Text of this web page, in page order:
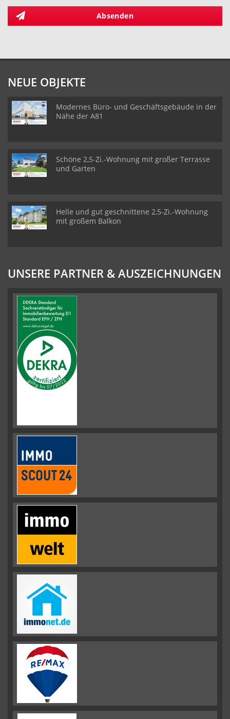
Absenden
NEUE OBJEKTE
Modernes Büro- und Geschäftsgebäude in der
Nähe der A81
Schöne 2,5-Zi.-Wohnung mit großer Terrasse
und Garten
Helle und gut geschnittene 2,5-Zi.-Wohnung
mit großem Balkon
UNSERE PARTNER & AUSZEICHNUNGEN